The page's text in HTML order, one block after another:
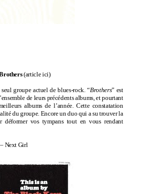
(article ici)
groupe actuel de blues-rock. “Brothers” est
de leurs précédents albums, et pourtant
albums de l’année. Cette constatation
du groupe. Encore un duo qui a su trouver la
déformer vos tympans tout en vous rendant
Next Girl